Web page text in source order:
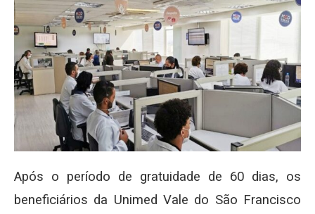
Após o período de gratuidade de 60 dias, os
beneficiários da Unimed Vale do São Francisco